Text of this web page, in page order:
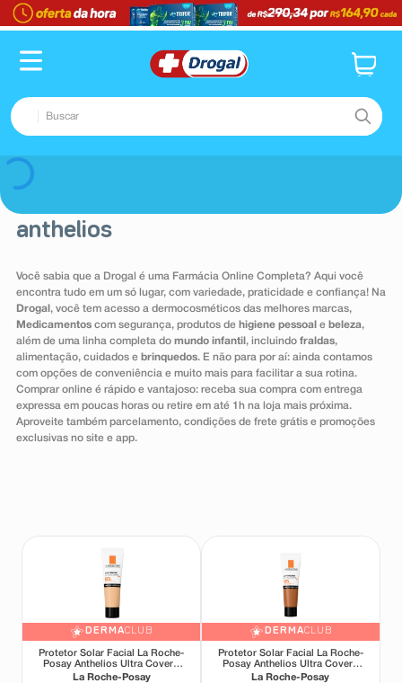
Buscar
TERMOS MAIS BUSCADOS
2º pampers confort sec max
4º lenço umedecido
5º tadalafila
6º minoxidil
7º desodorante
8º absorvente
anthelios
Você sabia que a Drogal é uma Farmácia Online Completa? Aqui você
encontra tudo em um só lugar, com variedade, praticidade e confiança! Na
Drogal , você tem acesso a dermocosméticos das melhores marcas,
Medicamentoscom segurança, produtos de higiene pessoal e beleza,
além de uma linha completa do mundo infantil , incluindo fraldas,
alimentação, cuidados e brinquedos. E não para por aí: ainda contamos
com opções de conveniência e muito mais para facilitar a sua rotina.
Comprar online é rápido e vantajoso: receba sua compra com entrega
expressa em poucas horas ou retire em até 1h na loja mais próxima.
Aproveite também parcelamento, condições de frete grátis e promoções
exclusivas no site e app.
DERMACLUB
Protetor Solar Facial La Roche-
Posay Anthelios Ultra Cover+
FPS85 Cor 1.0 30g
La Roche-Posay
DERMACLUB
Protetor Solar Facial La Roche-
Posay Anthelios Ultra Cover+
FPS85 Cor 5.0 30g
La Roche-Posay